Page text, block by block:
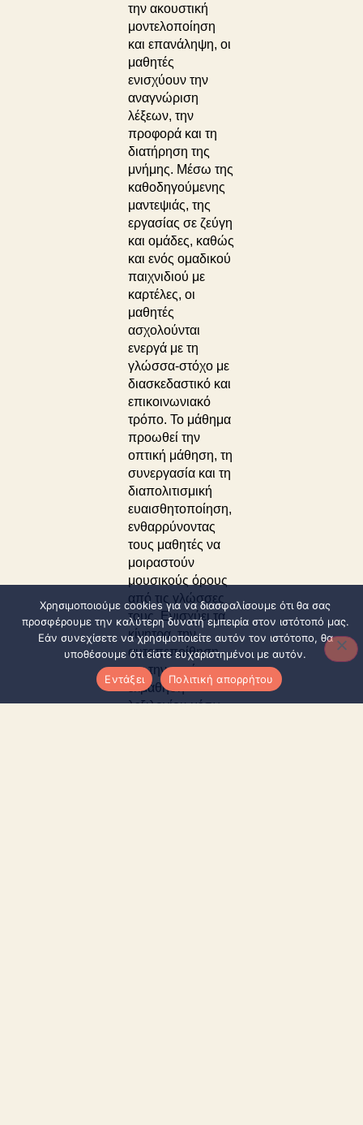
την ακουστική
μοντελοποίηση
και επανάληψη, οι
μαθητές
ενισχύουν την
αναγνώριση
λέξεων, την
προφορά και τη
διατήρηση της
μνήμης. Μέσω της
καθοδηγούμενης
μαντεψιάς, της
εργασίας σε ζεύγη
και ομάδες, καθώς
και ενός ομαδικού
παιχνιδιού με
καρτέλες, οι
μαθητές
ασχολούνται
ενεργά με τη
γλώσσα-στόχο με
διασκεδαστικό και
επικοινωνιακό
τρόπο. Το μάθημα
προωθεί την
οπτική μάθηση, τη
συνεργασία και τη
διαπολιτισμική
ευαισθητοποίηση,
ενθαρρύνοντας
τους μαθητές να
μοιραστούν
μουσικούς όρους
από τις γλώσσες
τους. Ενισχύει τα
κίνητρα, την
αυτοπεποίθηση
και την αυτόνομη
εκμάθηση
λεξιλογίου μέσω
Χρησιμοποιούμε cookies για να διασφαλίσουμε ότι θα σας
προσφέρουμε την καλύτερη δυνατή εμπειρία στον ιστότοπό μας.
Εάν συνεχίσετε να χρησιμοποιείτε αυτόν τον ιστότοπο, θα
υποθέσουμε ότι είστε ευχαριστημένοι με αυτόν.
Εντάξει
Πολιτική απορρήτου